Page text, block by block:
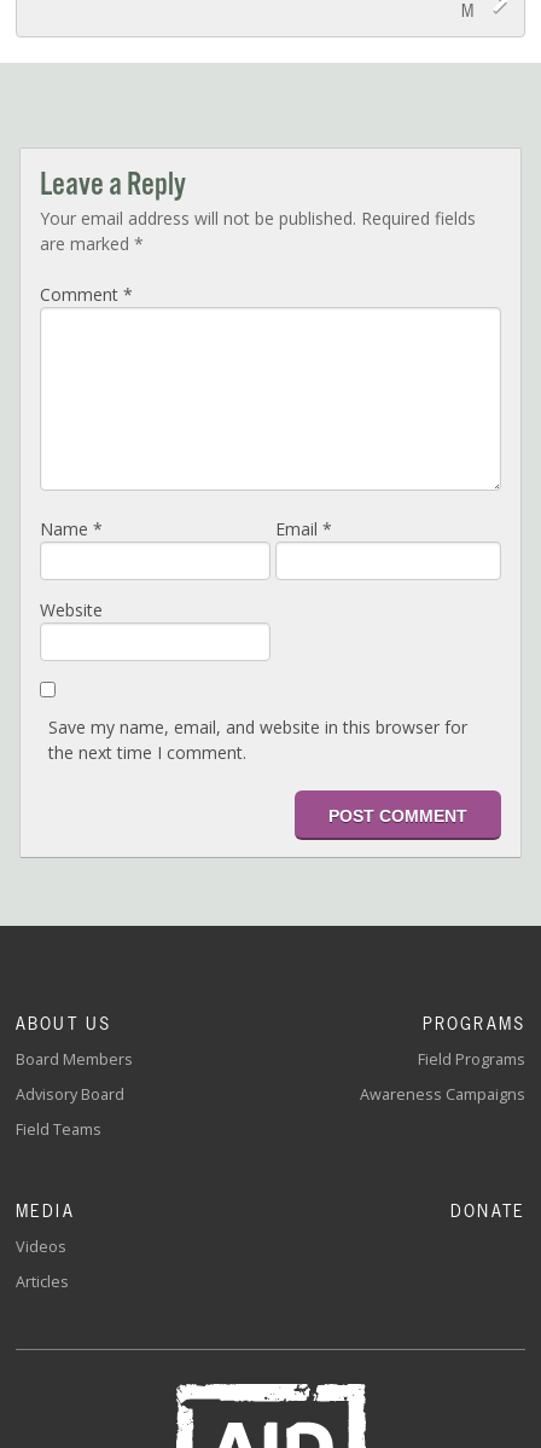
M
Leave a Reply
Your email address will not be published. Required fields
are marked *
Comment *
Name * Email *
Website
Save my name, email, and website in this browser for
the next time I comment.
ABOUT US
Board Members
Advisory Board
Field Teams
PROGRAMS
Field Programs
Awareness Campaigns
MEDIA
Videos
Articles
DONATE